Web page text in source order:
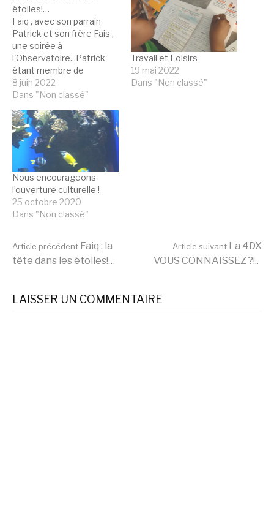
étoiles!…
Faiq , avec son parrain
Patrick et son frère Fais ,
une soirée à
l'Observatoire...Patrick
étant membre de
l’Association AQUILA,
Association d’Astronomie
Cote d’Azur, peut
participer à des soirées
d’observation du ciel à
l’Observatoire duMont
Gros. AQUILA a
gentiment accepté qu'il
puisse emmener FAIQ (et
son frère)…
8 juin 2022
Dans "Non classé"
Travail et Loisirs
19 mai 2022
Dans "Non classé"
Nous encourageons
l’ouverture culturelle !
25 octobre 2020
Dans "Non classé"
Lire
la
Article précédent Faiq : la
tête dans les étoiles!…
Article suivant La 4DX
VOUS CONNAISSEZ ?!..
LAISSER UN COMMENTAIRE